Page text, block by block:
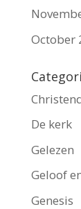
October
De kerk
Gelezen
Geloof
Genesis